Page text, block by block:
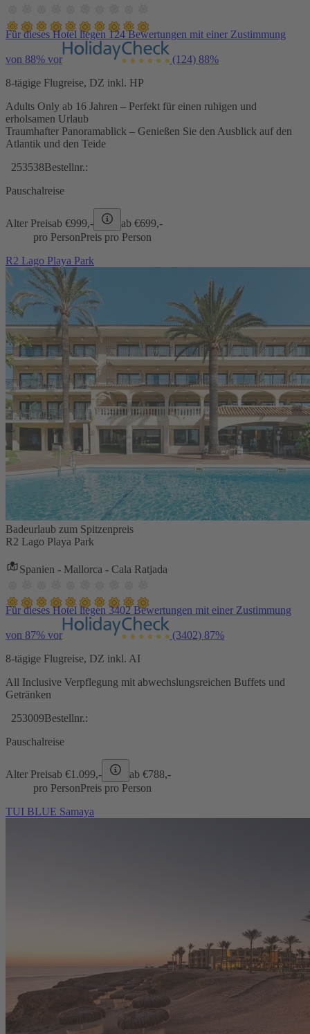
Für dieses Hotel liegen 124 Bewertungen mit einer Zustimmung
von 88% vor (124) 88%
8-tägige Flugreise, DZ inkl. HP
Adults Only ab 16 Jahren – Perfekt für einen ruhigen und
erholsamen Urlaub
Traumhafter Panoramablick – Genießen Sie den Ausblick auf den
Atlantik und den Teide
253538Bestellnr.:
Pauschalreise
Alter Preisab €999,- ab €699,-
pro PersonPreis pro Person
R2 Lago Playa Park
Badeurlaub zum Spitzenpreis
R2 Lago Playa Park
Spanien - Mallorca - Cala Ratjada
Für dieses Hotel liegen 3402 Bewertungen mit einer Zustimmung
von 87% vor (3402) 87%
8-tägige Flugreise, DZ inkl. AI
All Inclusive Verpflegung mit abwechslungsreichen Buffets und
Getränken
253009Bestellnr.:
Pauschalreise
Alter Preisab €1.099,- ab €788,-
pro PersonPreis pro Person
TUI BLUE Samaya